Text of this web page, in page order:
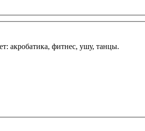
акробатика, фитнес, ушу, танцы.